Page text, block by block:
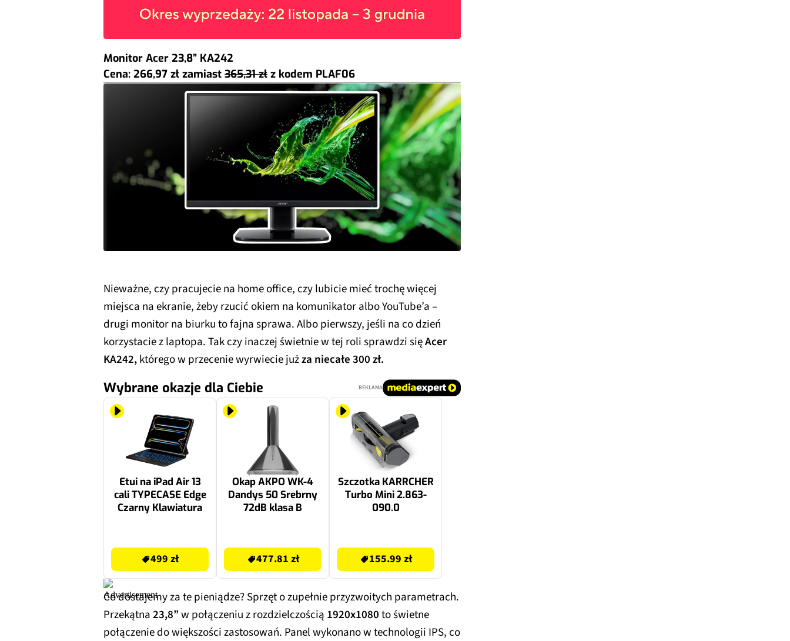
Monitor Acer 23,8” KA242
Cena: 266,97 zł zamiast 365,31 zł z kodem PLAF06
Nieważne, czy pracujecie na home office, czy lubicie mieć trochę więcej
miejsca na ekranie, żeby rzucić okiem na komunikator albo YouTube’a –
drugi monitor na biurku to fajna sprawa. Albo pierwszy, jeśli na co dzień
korzystacie z laptopa. Tak czy inaczej świetnie w tej roli sprawdzi sięAcer
KA242,którego w przecenie wyrwiecie jużza niecałe 300 zł.
Wybrane okazje dla Ciebie REKLAMA
Etui na iPad Air 13
cali TYPECASE Edge
Czarny Klawiatura
499 zł
Okap AKPO WK-4
Dandys 50 Srebrny
72dB klasa B
477.81 zł
Szczotka KARRCHER
Turbo Mini 2.863-
090.0
155.99 zł
Co dostajemy za te pieniądze? Sprzęt o zupełnie przyzwoitych parametrach.
Przekątna23,8”w połączeniu z rozdzielczością 1920x1080to świetne
połączenie do większości zastosowań. Panel wykonano w technologii IPS, co